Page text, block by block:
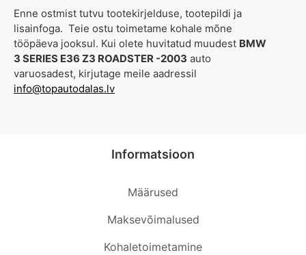
Enne ostmist tutvu tootekirjelduse, tootepildi ja
lisainfoga. Teie ostu toimetame kohale mõne
tööpäeva jooksul. Kui olete huvitatud muudest BMW
3 SERIES E36 Z3 ROADSTER -2003 auto
varuosadest, kirjutage meile aadressil
info@topautodalas.lv
Informatsioon
Määrused
Maksevõimalused
Kohaletoimetamine